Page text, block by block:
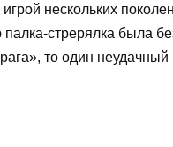
нескольких
стрерялка была
то один